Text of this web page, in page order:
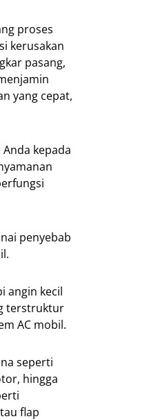
proses
kerusakan
pasang,
yang cepat,
kepada
penyebab
angin kecil
terstruktur
AC mobil.
seperti
hingga
flap